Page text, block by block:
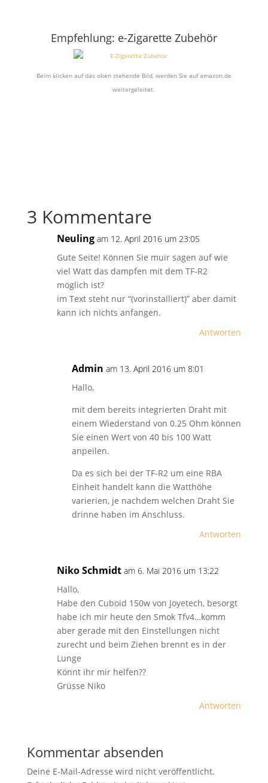
Empfehlung: e-Zigarette Zubehör
Beim klicken auf das oben stehende Bild, werden Sie auf amazon.de
weitergeleitet.
3 Kommentare
Neuling am 12. April 2016 um 23:05
Gute Seite! Können Sie muir sagen auf wie
viel Watt das dampfen mit dem TF-R2
möglich ist?
im Text steht nur “(vorinstalliert)” aber damit
kann ich nichts anfangen.
Antworten
Admin am 13. April 2016 um 8:01
Hallo,
mit dem bereits integrierten Draht mit
einem Wiederstand von 0.25 Ohm können
Sie einen Wert von 40 bis 100 Watt
anpeilen.
Da es sich bei der TF-R2 um eine RBA
Einheit handelt kann die Watthöhe
varierien, je nachdem welchen Draht Sie
drinne haben im Anschluss.
Antworten
Niko Schmidt am 6. Mai 2016 um 13:22
Hallo,
Habe den Cuboid 150w von Joyetech, besorgt
habe ich mir heute den Smok Tfv4…komm
aber gerade mit den Einstellungen nicht
zurecht und beim Ziehen brennt es in der
Lunge
Könnt ihr mir helfen??
Grüsse Niko
Antworten
Kommentar absenden
Deine E-Mail-Adresse wird nicht veröffentlicht.